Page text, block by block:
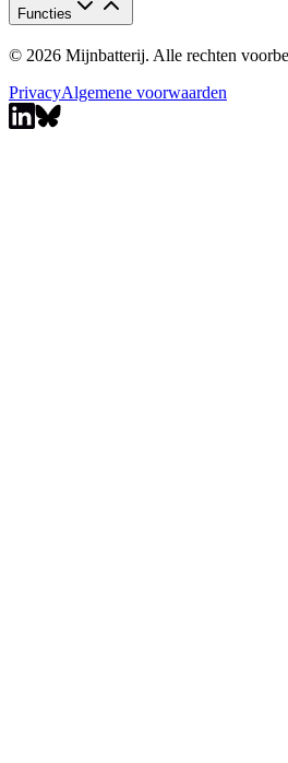
Functies
© 2026 Mijnbatterij. Alle rechten
PrivacyAlgemene voorwaarden